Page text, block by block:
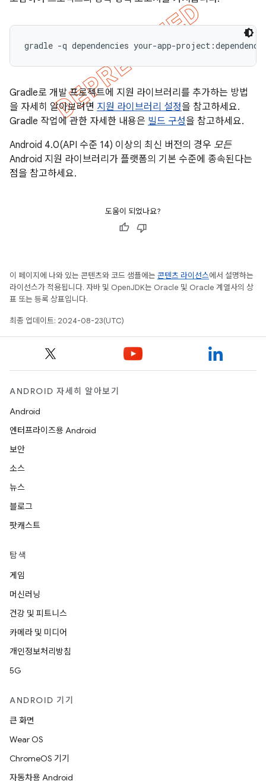
Gradle로 개발 프로젝트에 지원 라이브러리를 추가하는 방법
을 자세히 알아보려면 지원 라이브러리 설정을 참고하세요.
Gradle 작업에 관한 자세한 내용은 빌드 구성을 참고하세요.
Android 4.0(API 수준 14) 이상의 최신 버전의 경우 모든
Android 지원 라이브러리가 플랫폼의 기본 수준에 종속된다는
점을 참고하세요.
도움이 되었나요?
이 페이지에 나와 있는 콘텐츠와 코드 샘플에는 콘텐츠 라이선스에서 설명하는
라이선스가 적용됩니다. 자바 및 OpenJDK는 Oracle 및 Oracle 계열사의 상
표 또는 등록 상표입니다.
최종 업데이트: 2024-08-23(UTC)
ANDROID 자세히 알아보기
Android
엔터프라이즈용 Android
보안
소스
뉴스
블로그
팟캐스트
탐색
게임
머신러닝
건강 및 피트니스
카메라 및 미디어
개인정보처리방침
5G
ANDROID 기기
큰 화면
Wear OS
ChromeOS 기기
자동차용 Android